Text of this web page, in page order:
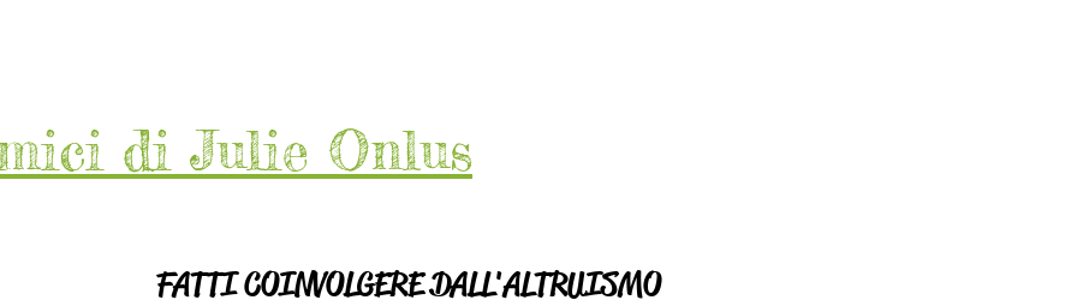
di Julie Onlus
FATTI COINVOLGERE DALL'ALTRUISMO